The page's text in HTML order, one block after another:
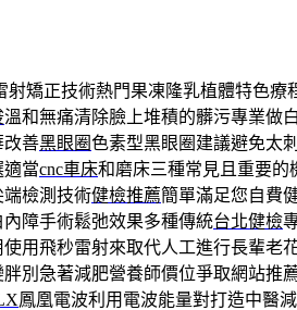
射矯正技術熱門果凍隆乳植體特色療
溫和無痛清除臉上堆積的髒污專業做
改善黑眼圈色素型黑眼圈建議避免太
當cnc車床和磨床三種常見且重要的
檢測技術健檢推薦簡單滿足您自費
障手術鬆弛效果多種傳統台北健檢
用飛秒雷射來取代人工進行長輩老
胖別急著減肥營養師價位爭取網站推
鳳凰電波利用電波能量對打造中醫